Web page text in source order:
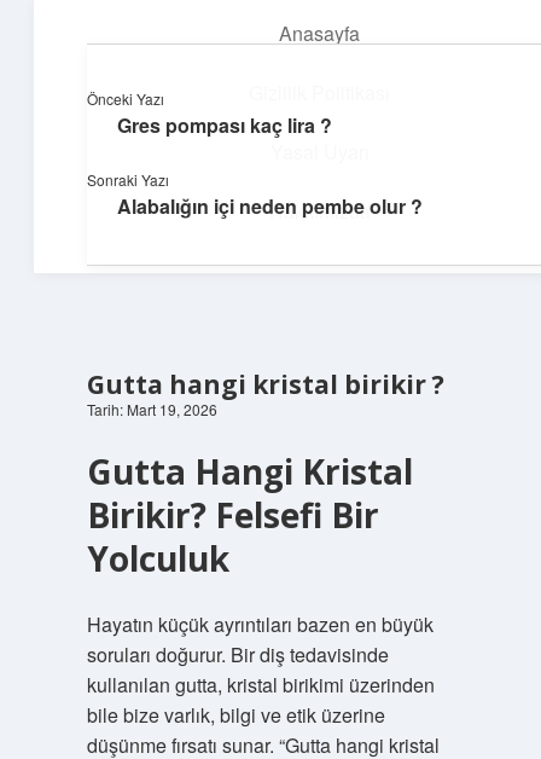
Anasayfa
Hakkımızda
Günlük Hatırlatmalar
Keyifli vakit için kısa ve eğlenceli içerikler.
Gutta hangi kristal birikir ?
Tarih: Mart 19, 2026
Gutta Hangi Kristal
Birikir? Felsefi Bir
Yolculuk
Hayatın küçük ayrıntıları bazen en büyük
soruları doğurur. Bir diş tedavisinde
kullanılan gutta, kristal birikimi üzerinden
bile bize varlık, bilgi ve etik üzerine
düşünme fırsatı sunar. “Gutta hangi kristal
Önceki Yazı
Gres pompası kaç lira ?
Sonraki Yazı
Alabalığın içi neden pembe olur ?